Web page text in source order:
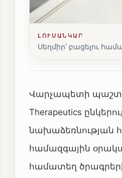
ԼՈՒՍԱՆԿԱՐ
Սեղմիր՝ բացելու
Վարչապետի
Therapeutics
նախաձեռնության
համազգային
համատեղ